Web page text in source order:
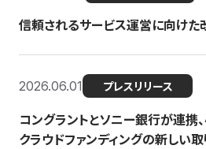
信頼されるサービス運営に向けた
2026.06.01 プレスリリース
コングラントとソニー銀行が連
クラウドファンディングの新しい